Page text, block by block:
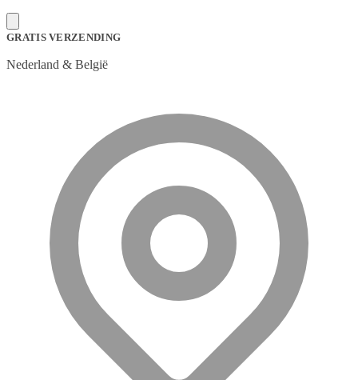
GRATIS VERZENDING
Nederland & België